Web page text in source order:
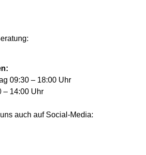
09:30 – 18:00 Uhr
– 14:00 Uhr
auch auf Social-Media: